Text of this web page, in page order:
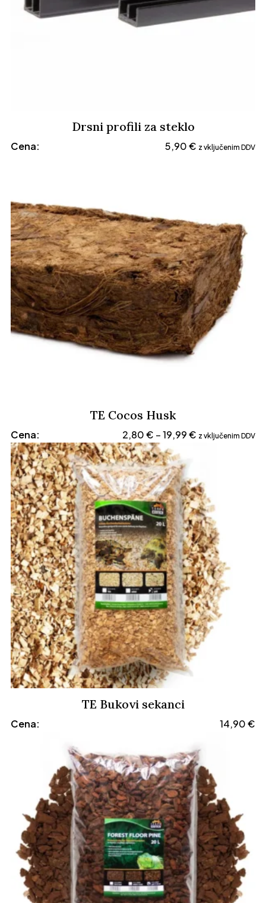
Drsni profili za steklo
Cena: 5,90€ z vključenim DDV
TE Cocos Husk
Cena: 2,80€ – 19,99€ Cenovni
2,80 €
do
19,99 €
z vključenim DDV
TE Bukovi sekanci
Cena: 14,90€